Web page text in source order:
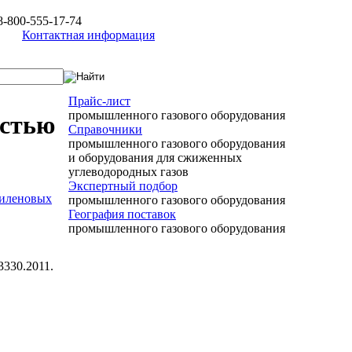
800-555-17-74
Контактная информация
Прайс-лист
промышленного газового оборудования
Справочники
промышленного газового оборудования
и оборудования для сжиженных
углеводородных газов
Экспертный подбор
промышленного газового оборудования
География поставок
промышленного газового оборудования